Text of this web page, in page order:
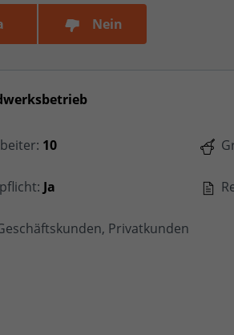
Nein
10
Ja
Privatkunden